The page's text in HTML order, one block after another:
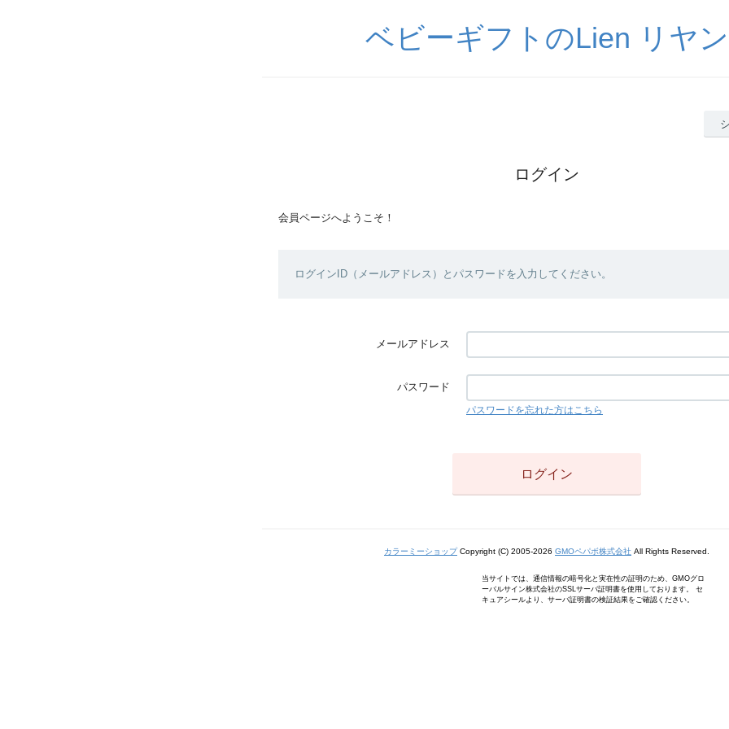
ベビーギフトのLien リヤン
ログイン
会員ページへようこそ！
ログインID（メールアドレス）とパスワードを入力してください。
メールアドレス
パスワード
パスワードを忘れた方はこちら
カラーミーショップCopyright (C) 2005-2026 GMOペパボ株式会社 All Rights Reserved.
当サイトでは、通信情報の暗号化と実在性の証明のため、GMOグロ
ーバルサイン株式会社のSSLサーバ証明書を使用しております。 セ
キュアシールより、サーバ証明書の検証結果をご確認ください。